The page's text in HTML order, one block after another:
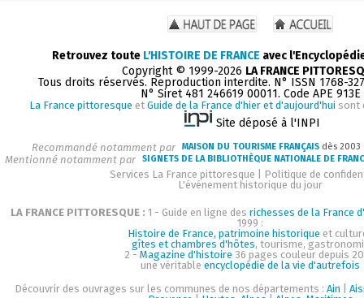
Retrouvez toute L'HISTOIRE DE FRANCE avec
Copyright © 1999-2026 LA FRANCE
Tous droits réservés. Reproduction interdite. N° ISSN 1768-
N° Siret 481 246619 00011. Code APE 913E
La France pittoresque et Guide de la France d'hier et d'aujourd'hui sont
Site déposé à l'INPI
Recommandé notamment par MAISON DU TOURISME FRANÇAIS dès
Mentionné notamment par SIGNETS DE LA BIBLIOTHÈQUE NATIONALE DE
Services La France pittoresque
Politique de
L'événement historique du jour
LA FRANCE PITTORESQUE : 1 - Guide en ligne des richesses de la France
1999 :
Histoire de France, patrimoine historique et
gîtes et chambres d'hôtes, tourisme,
2 - Magazine d'histoire 36 pages couleur depuis
une véritable encyclopédie de la vie d'autrefois
Découvrir des ouvrages sur les communes de nos départements : Ain